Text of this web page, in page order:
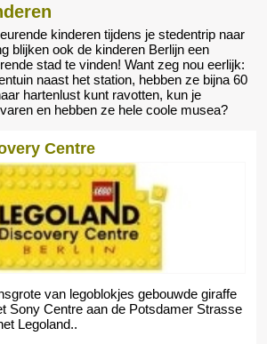
kinderen tijdens je stedentrip naar
blijken ook de kinderen Berlijn een
stad te vinden! Want zeg nou eerlijk:
naast het station, hebben ze bijna 60
hartenlust kunt ravotten, kun je
en hebben ze hele coole musea?
Centre
van legoblokjes gebouwde giraffe
Sony Centre aan de Potsdamer Strasse
Legoland..